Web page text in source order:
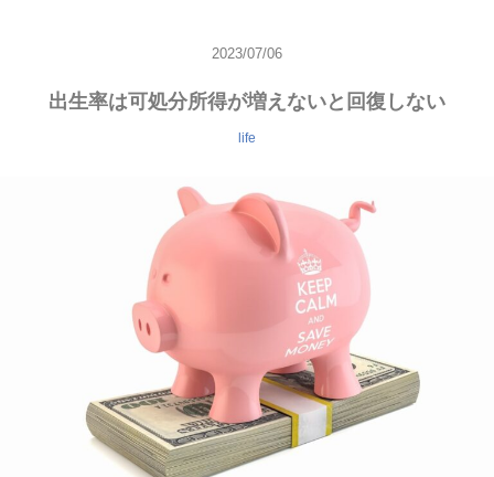
2023/07/06
出生率は可処分所得が増えないと回復しない
life